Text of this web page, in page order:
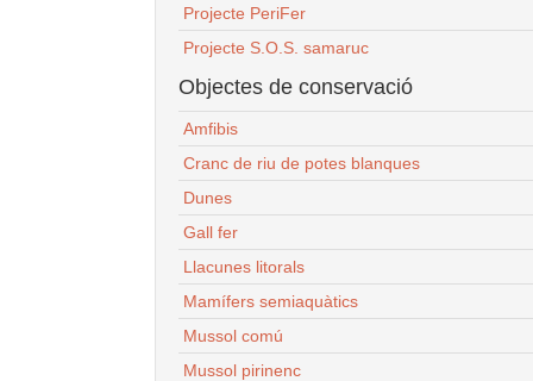
Projecte PeriFer
Projecte S.O.S. samaruc
Objectes de conservació
Amfibis
Cranc de riu de potes blanques
Dunes
Gall fer
Llacunes litorals
Mamífers semiaquàtics
Mussol comú
Mussol pirinenc